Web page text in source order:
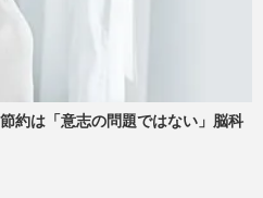
約は「意志の問題ではない」脳科